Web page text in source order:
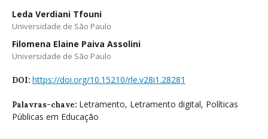
Leda Verdiani Tfouni
Universidade de São Paulo
Filomena Elaine Paiva Assolini
Universidade de São Paulo
DOI: https://doi.org/10.15210/rle.v28i1.28281
Palavras-chave: Letramento, Letramento digital, Políticas
Públicas em Educação